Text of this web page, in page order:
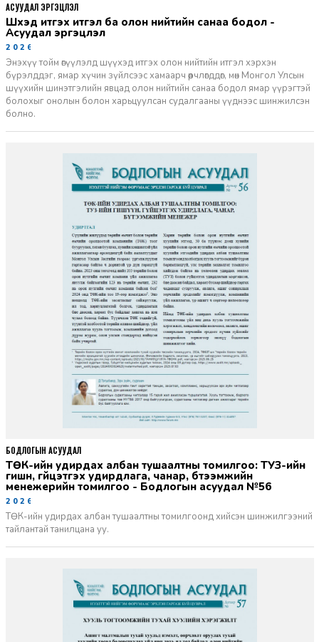
Шүүхэд итгэх итгэл ба олон нийтийн санаа бодол -
Асуудал эргэцүүлэл
2026-06-11
Энэхүү тойм өгүүлэлд шүүхэд итгэх олон нийтийн итгэл хэрхэн
бүрэлддэг, ямар хүчин зүйлсээс хамаарч өөрчлөгддөг, мөн Монгол Улсын
шүүхийн шинэтгэлийн явцад олон нийтийн санаа бодол ямар үүрэгтэй
болохыг онолын болон харьцуулсан судалгааны үүднээс шинжилсэн
болно.
АСУУДАЛ ЭРГЭЦҮҮЛЭЛ
ТӨК-ийн удирдах албан тушаалтны томилгоо: ТУЗ-ийн
гишүүн, гүйцэтгэх удирдлага, чанар, бүтээмжийн
менежерийн томилгоо - Бодлогын асуудал №56
2026-06-02
ТӨК-ийн удирдах албан тушаалтны томилгоонд хийсэн шинжилгээний
тайлантай танилцана уу.
БОДЛОГЫН АСУУДАЛ